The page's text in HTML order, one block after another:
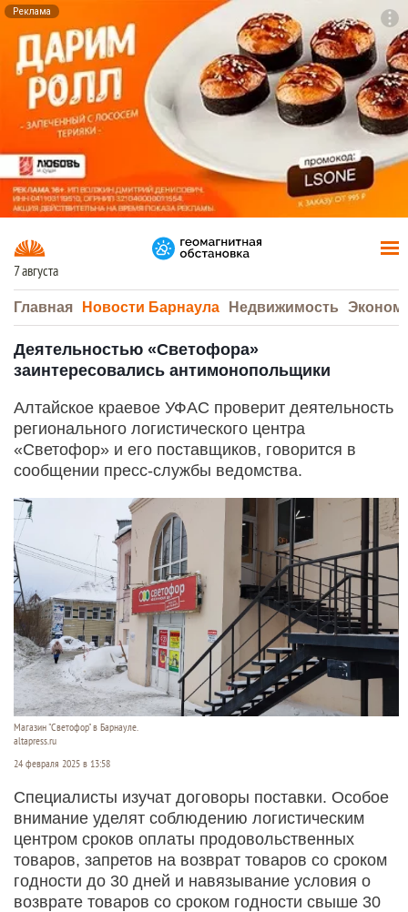
Реклама
7 августа
Главная Новости Барнаула Недвижимость
Деятельностью «Светофора»
заинтересовались антимонопольщики
Алтайское краевое УФАС проверит деятельность
регионального логистического центра
«Светофор» и его поставщиков, говорится в
сообщении пресс-службы ведомства.
Магазин "Светофор" в Барнауле.
altapress.ru
24 февраля 2025 в 13:58
Специалисты изучат договоры поставки. Особое
внимание уделят соблюдению логистическим
центром сроков оплаты продовольственных
товаров, запретов на возврат товаров со сроком
годности до 30 дней и навязывание условия о
возврате товаров со сроком годности свыше 30